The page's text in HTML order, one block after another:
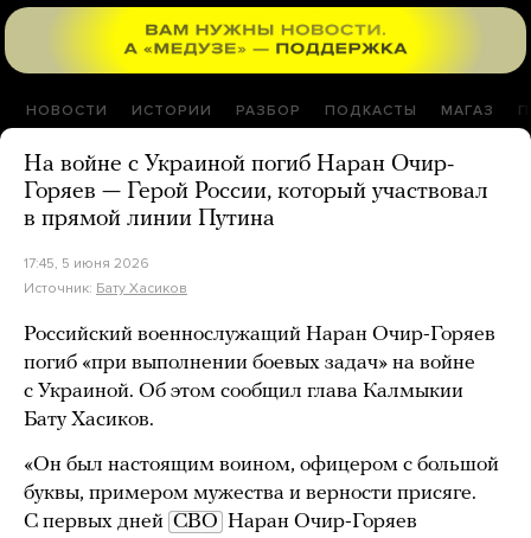
НОВОСТИ ИСТОРИИ РАЗБОР ПОДКАСТЫ МАГАЗ
На войне с Украиной погиб Наран Очир-
Горяев — Герой России, который участвовал
в прямой линии Путина
17:45, 5 июня 2026
Источник: Бату Хасиков
Российский военнослужащий Наран Очир-Горяев
погиб «при выполнении боевых задач» на войне
с Украиной. Об этом сообщил глава Калмыкии
Бату Хасиков.
«Он был настоящим воином, офицером с большой
буквы, примером мужества и верности присяге.
С первых дней СВО Наран Очир-Горяев